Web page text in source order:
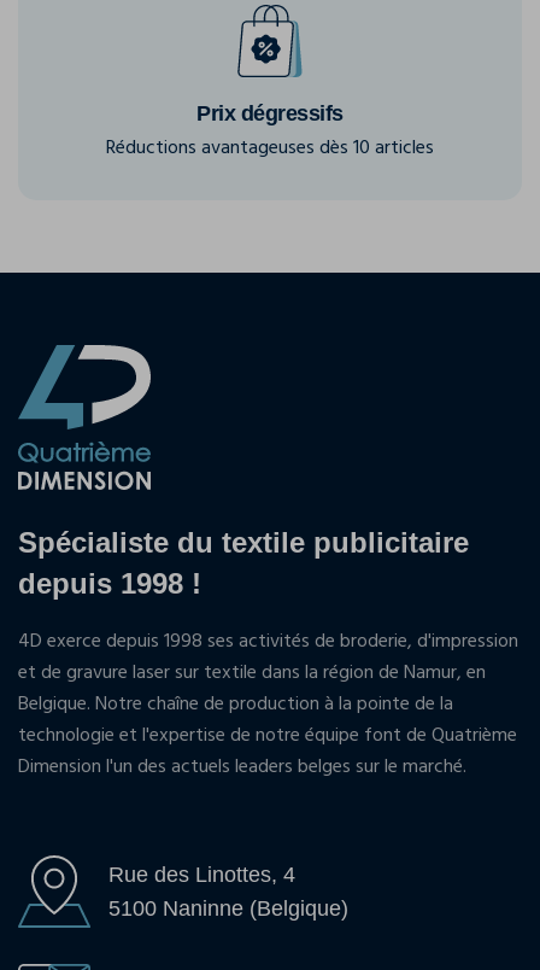
Prix dégressifs
Réductions avantageuses dès 10 articles
Spécialiste du textile publicitaire
depuis 1998 !
4D exerce depuis 1998 ses activités de broderie, d'impression
et de gravure laser sur textile dans la région de Namur, en
Belgique. Notre chaîne de production à la pointe de la
technologie et l'expertise de notre équipe font de Quatrième
Dimension l'un des actuels leaders belges sur le marché.
Rue des Linottes, 4
5100 Naninne (Belgique)